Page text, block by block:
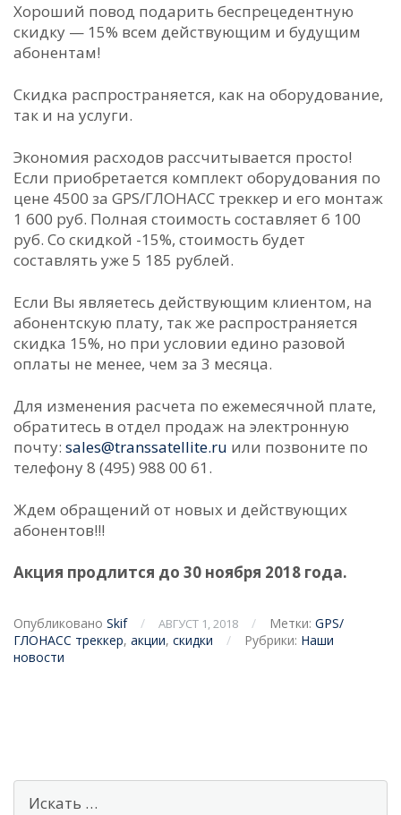
Хороший повод подарить беспрецедентную
скидку — 15% всем действующим и будущим
абонентам!
Скидка распространяется, как на оборудование,
так и на услуги.
Экономия расходов рассчитывается просто!
Если приобретается комплект оборудования по
цене 4500 за GPS/ГЛОНАСС треккер и его монтаж
1 600 руб. Полная стоимость составляет 6 100
руб. Со скидкой -15%, стоимость будет
составлять уже 5 185 рублей.
Если Вы являетесь действующим клиентом, на
абонентскую плату, так же распространяется
скидка 15%, но при условии едино разовой
оплаты не менее, чем за 3 месяца.
Для изменения расчета по ежемесячной плате,
обратитесь в отдел продаж на электронную
почту: sales@transsatellite.ru или позвоните по
телефону 8 (495) 988 00 61.
Ждем обращений от новых и действующих
абонентов!!!
Акция продлится до 30 ноября 2018 года.
Опубликовано Skif / АВГУСТ 1, 2018 / Метки: GPS/
ГЛОНАСС треккер, акции, скидки / Рубрики: Наши
новости